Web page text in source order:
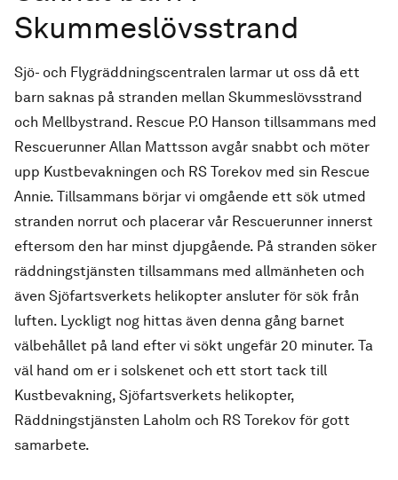
Skummeslövsstrand
Sjö- och Flygräddningscentralen larmar ut oss då ett
barn saknas på stranden mellan Skummeslövsstrand
och Mellbystrand. Rescue P.O Hanson tillsammans med
Rescuerunner Allan Mattsson avgår snabbt och möter
upp Kustbevakningen och RS Torekov med sin Rescue
Annie. Tillsammans börjar vi omgående ett sök utmed
stranden norrut och placerar vår Rescuerunner innerst
eftersom den har minst djupgående. På stranden söker
räddningstjänsten tillsammans med allmänheten och
även Sjöfartsverkets helikopter ansluter för sök från
luften. Lyckligt nog hittas även denna gång barnet
välbehållet på land efter vi sökt ungefär 20 minuter. Ta
väl hand om er i solskenet och ett stort tack till
Kustbevakning, Sjöfartsverkets helikopter,
Räddningstjänsten Laholm och RS Torekov för gott
samarbete.